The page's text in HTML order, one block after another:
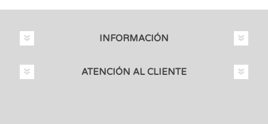
INFORMACIÓN
ATENCIÓN AL CLIENTE